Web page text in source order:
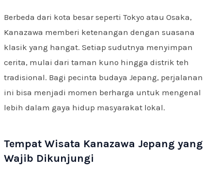
Berbeda dari kota besar seperti Tokyo atau Osaka,
Kanazawa memberi ketenangan dengan suasana
klasik yang hangat. Setiap sudutnya menyimpan
cerita, mulai dari taman kuno hingga distrik teh
tradisional. Bagi pecinta budaya Jepang, perjalanan
ini bisa menjadi momen berharga untuk mengenal
lebih dalam gaya hidup masyarakat lokal.
Tempat Wisata Kanazawa Jepang yang
Wajib Dikunjungi